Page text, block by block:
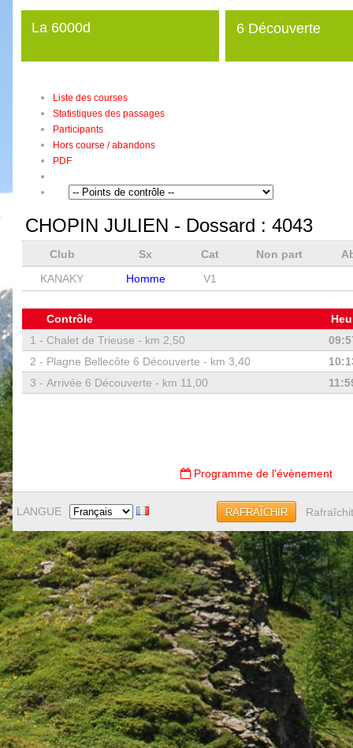
La 6000d 6 Découverte
Liste des courses
Statistiques des passages
Participants
Hors course / abandons
PDF
CHOPIN JULIEN - Dossard : 4043
Club Sx Cat Non part
KANAKY
Homme V1
Contrôle
1 - Chalet de Trieuse - km 2,50
2 - Plagne Bellecôte 6 Découverte - km 3,40
3 - Arrivée 6 Découverte - km 11,00
Programme de l'évènement
LANGUE RAFRAÎCHIR